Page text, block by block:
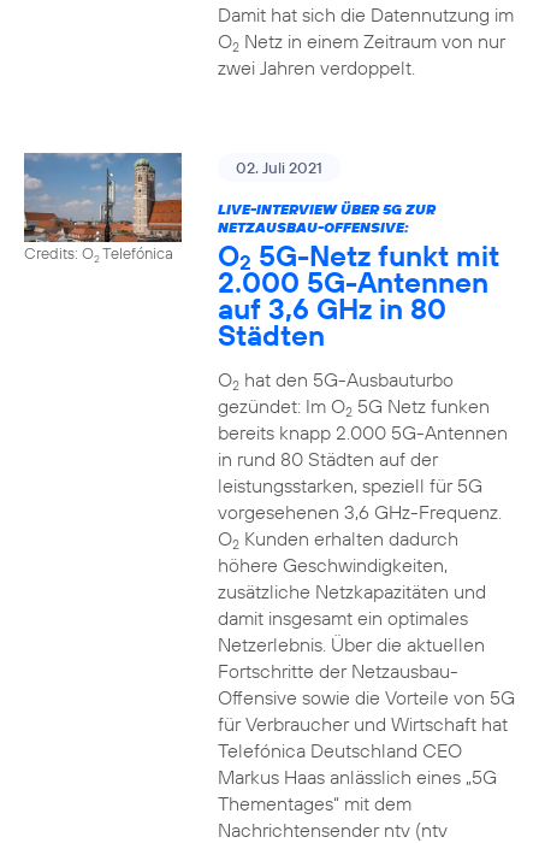
Damit hat sich die Datennutzung im
O2Netz in einem Zeitraum von nur
zwei Jahren verdoppelt.
Credits: O2Telefónica
02. Juli 2021
LIVE-INTERVIEW ÜBER 5G ZUR
NETZAUSBAU-OFFENSIVE:
O2 5G-Netz funkt mit
2.000 5G-Antennen
auf 3,6 GHz in 80
Städten
O2hat den 5G-Ausbauturbo
gezündet: Im O25G Netz funken
bereits knapp 2.000 5G-Antennen
in rund 80 Städten auf der
leistungsstarken, speziell für 5G
vorgesehenen 3,6 GHz-Frequenz.
O2Kunden erhalten dadurch
höhere Geschwindigkeiten,
zusätzliche Netzkapazitäten und
damit insgesamt ein optimales
Netzerlebnis. Über die aktuellen
Fortschritte der Netzausbau-
Offensive sowie die Vorteile von 5G
für Verbraucher und Wirtschaft hat
Telefónica Deutschland CEO
Markus Haas anlässlich eines „5G
Thementages“ mit dem
Nachrichtensender ntv (ntv